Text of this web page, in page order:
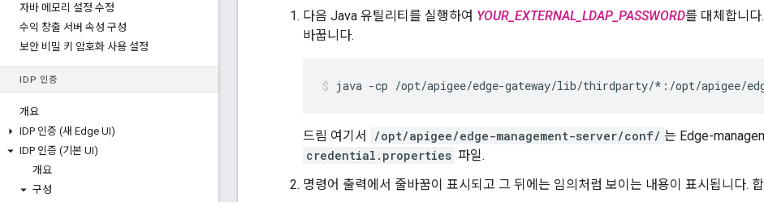
자바 메모리 설정 수정
수익 창출 서버 속성 구성
보안 비밀 키 암호화 사용 설정
IDP 인증
개요
IDP 인증 (새 Edge UI)
IDP 인증 (기본 UI)
개요
구성
다음 Java 유틸리티를 실행하여 YOUR_EXTERNAL_LDAP_PASSWORD를 대체합니
바꿉니다.
java -cp /opt/apigee/edge-gateway/lib/thirdparty/*:/opt/apigee/
드림 여기서 /opt/apigee/edge-management-server/conf/ 는 Edge-
credential.properties 파일.
명령어 출력에서 줄바꿈이 표시되고 그 뒤에는 임의처럼 보이는 내용이 표시됩니다.